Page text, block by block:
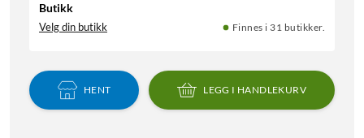
Butikk
Velg din butikk Finnes i 31 butikker.
HENT LEGG I HANDLEKURV